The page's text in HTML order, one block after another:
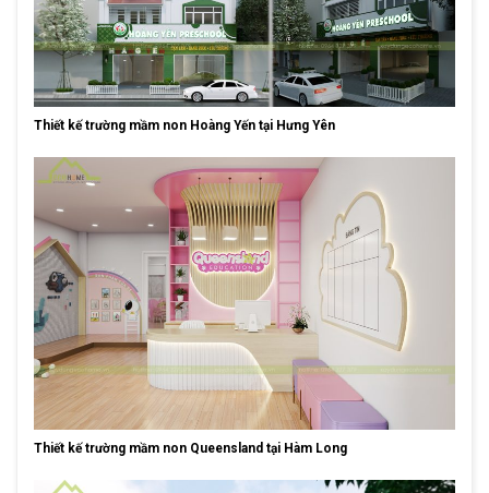
Thiết kế trường mầm non Hoàng Yến tại Hưng Yên
Thiết kế trường mầm non Queensland tại Hàm Long